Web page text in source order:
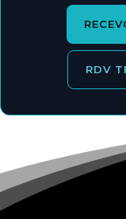
RDV